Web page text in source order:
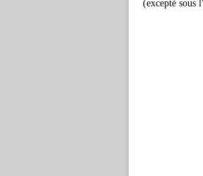
(excepté sous